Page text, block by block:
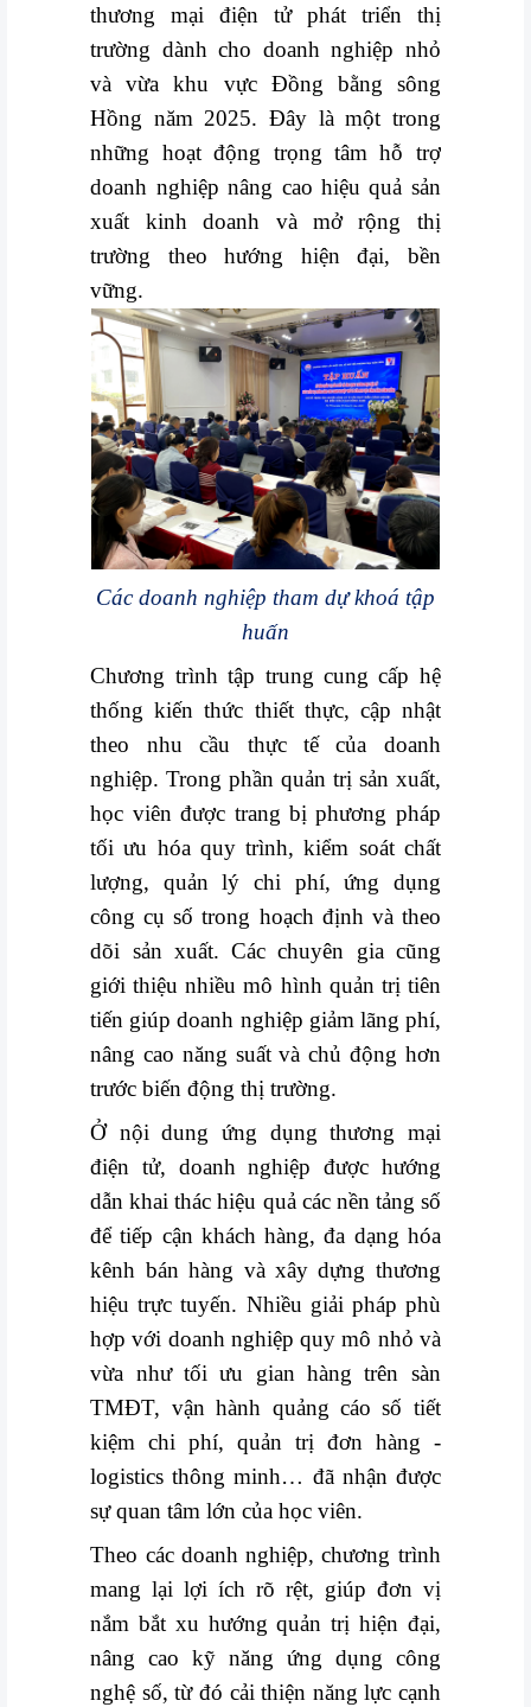
thương mại điện tử phát triển thị
trường dành cho doanh nghiệp nhỏ
và vừa khu vực Đồng bằng sông
Hồng năm 2025. Đây là một trong
những hoạt động trọng tâm hỗ trợ
doanh nghiệp nâng cao hiệu quả sản
xuất kinh doanh và mở rộng thị
trường theo hướng hiện đại, bền
vững.
Các doanh nghiệp tham dự khoá tập
huấn
Chương trình tập trung cung cấp hệ
thống kiến thức thiết thực, cập nhật
theo nhu cầu thực tế của doanh
nghiệp. Trong phần quản trị sản xuất,
học viên được trang bị phương pháp
tối ưu hóa quy trình, kiểm soát chất
lượng, quản lý chi phí, ứng dụng
công cụ số trong hoạch định và theo
dõi sản xuất. Các chuyên gia cũng
giới thiệu nhiều mô hình quản trị tiên
tiến giúp doanh nghiệp giảm lãng phí,
nâng cao năng suất và chủ động hơn
trước biến động thị trường.
Ở nội dung ứng dụng thương mại
điện tử, doanh nghiệp được hướng
dẫn khai thác hiệu quả các nền tảng số
để tiếp cận khách hàng, đa dạng hóa
kênh bán hàng và xây dựng thương
hiệu trực tuyến. Nhiều giải pháp phù
hợp với doanh nghiệp quy mô nhỏ và
vừa như tối ưu gian hàng trên sàn
TMĐT, vận hành quảng cáo số tiết
kiệm chi phí, quản trị đơn hàng -
logistics thông minh… đã nhận được
sự quan tâm lớn của học viên.
Theo các doanh nghiệp, chương trình
mang lại lợi ích rõ rệt, giúp đơn vị
nắm bắt xu hướng quản trị hiện đại,
nâng cao kỹ năng ứng dụng công
nghệ số, từ đó cải thiện năng lực cạnh